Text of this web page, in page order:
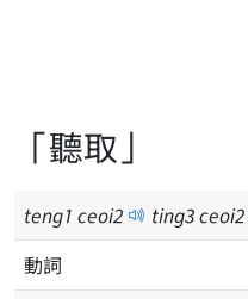
「聽取」
teng1 ceoi2 ting3ceoi2
動詞